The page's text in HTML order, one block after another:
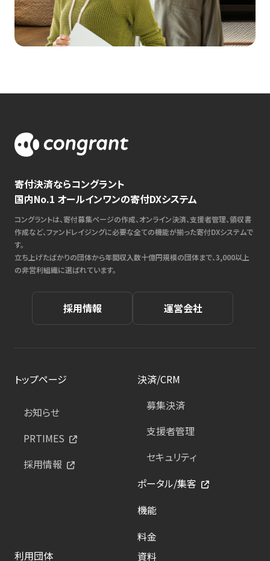
寄付決済ならコングラント
国内No.1 オールインワンの寄付DXシステム
コングラントは、寄付募集ページの作成、オンライン決済、支援者管理、領収書
作成など、ファンドレイジングに必要な全ての機能が揃った寄付DXシステムで
す。
立ち上げたばかりの団体から年間収入数十億円規模の団体まで、3,000以上
の非営利組織に選ばれています。
採用情報 運営会社
トップページ
お知らせ
PRTIMES
採用情報
決済/CRM
募集決済
支援者管理
セキュリティ
ポータル/集客
機能
料金
利用団体
資料